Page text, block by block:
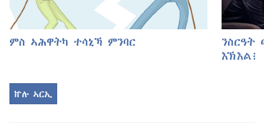
ምስ ኣሕዋትካ ተሳኒኻ ምንባር
ንስርዓት
እኽእል፧
ኵሉ ኣርኢ